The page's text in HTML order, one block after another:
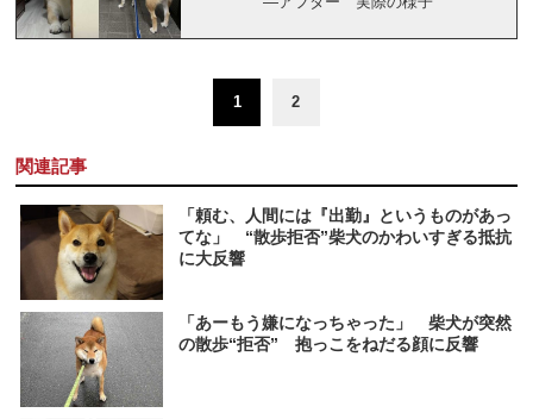
1 2
関連記事
「頼む、人間には『出勤』というものがあっ
てな」 “散歩拒否”柴犬のかわいすぎる抵抗
に大反響
「あーもう嫌になっちゃった」 柴犬が突然
の散歩“拒否” 抱っこをねだる顔に反響